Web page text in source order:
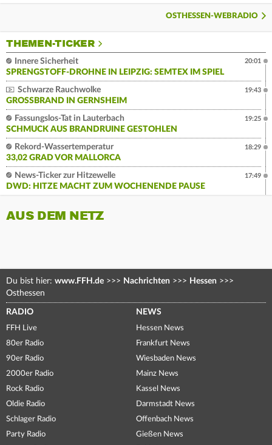
OSTHESSEN-WEBRADIO
THEMEN-TICKER
Innere Sicherheit
SPRENGSTOFF-DROHNE IN LEIPZIG: SEMTEX IM SPIEL
20:01
Schwarze Rauchwolke
GROSSBRAND IN GERNSHEIM
19:43
Fassungslos-Tat in Lauterbach
SCHMUCK AUS BRANDRUINE GESTOHLEN
19:25
Rekord-Wassertemperatur
33,02 GRAD VOR MALLORCA
18:29
News-Ticker zur Hitzewelle
DWD: HITZE MACHT ZUM WOCHENENDE PAUSE
17:49
AUS DEM NETZ
Du bist hier: www.FFH.de >>> Nachrichten >>> Hessen >>>
Osthessen
RADIO
FFH Live
80er Radio
90er Radio
2000er Radio
Rock Radio
Oldie Radio
Schlager Radio
Party Radio
NEWS
Hessen News
Frankfurt News
Wiesbaden News
Mainz News
Kassel News
Darmstadt News
Offenbach News
Gießen News